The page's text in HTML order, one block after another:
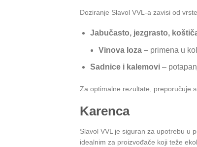
Doziranje Slavol VVL-a zavisi od
Jabučasto, jezgrasto,
Vinova loza – primena u
Sadnice i kalemovi–
Za optimalne rezultate, preporučuje
Karenca
Slavol VVL je siguran za upotrebu u
idealnim za proizvođače koji teže